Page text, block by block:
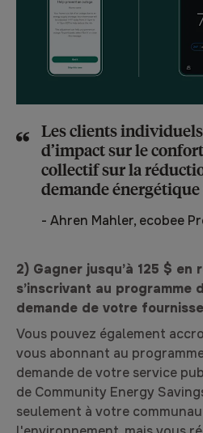
Les clients
d’impact sur le
collectif sur la
demande énergétique
-Ahren Mahler, ecobee
2) Gagner jusqu’à 125 $ en
s’inscrivant au programme
demande de votre
Vous pouvez également
vous abonnant au
demande de votre service
de Community Energy
seulement à votre